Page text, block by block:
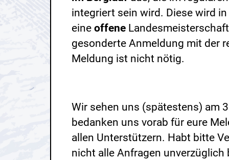
integriert sein wird. Diese wird
eine offene
gesonderte Anmeldung mit der
Meldung ist nicht nötig.
Wir sehen uns (spätestens) am
bedanken uns vorab für eure
allen Unterstützern. Habt bitte
nicht alle Anfragen